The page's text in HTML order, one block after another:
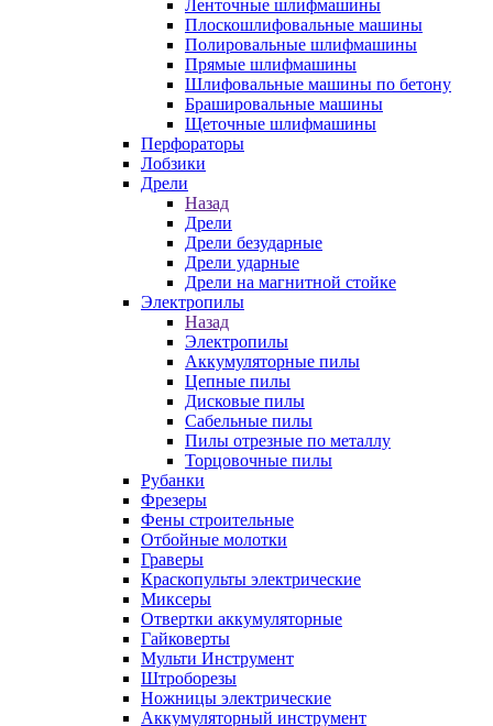
Ленточные шлифмашины
Плоскошлифовальные машины
Полировальные шлифмашины
Прямые шлифмашины
Шлифовальные машины по бетону
Брашировальные машины
Щеточные шлифмашины
Перфораторы
Лобзики
Дрели
Назад
Дрели
Дрели безударные
Дрели ударные
Дрели на магнитной стойке
Электропилы
Назад
Электропилы
Аккумуляторные пилы
Цепные пилы
Дисковые пилы
Сабельные пилы
Пилы отрезные по металлу
Торцовочные пилы
Рубанки
Фрезеры
Фены строительные
Отбойные молотки
Граверы
Краскопульты электрические
Миксеры
Отвертки аккумуляторные
Гайковерты
Мульти Инструмент
Штроборезы
Ножницы электрические
Аккумуляторный инструмент